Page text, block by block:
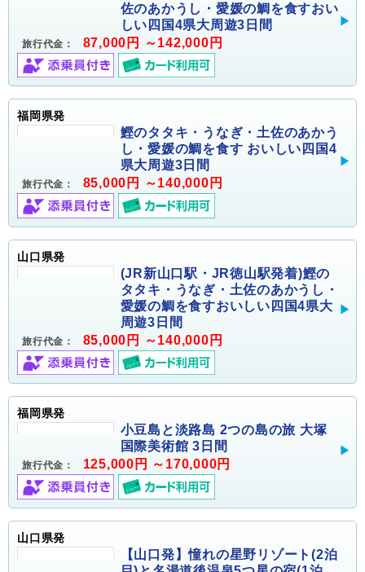
佐のあかうし・愛媛の鯛を食すおい
しい四国4県大周遊3日間
旅行代金： 87,000円 ～142,000円
福岡県発
鰹のタタキ・うなぎ・土佐のあかう
し・愛媛の鯛を食す おいしい四国4
県大周遊3日間
旅行代金： 85,000円 ～140,000円
山口県発
(JR新山口駅・JR徳山駅発着)鰹の
タタキ・うなぎ・土佐のあかうし・
愛媛の鯛を食すおいしい四国4県大
周遊3日間
旅行代金： 85,000円 ～140,000円
福岡県発
小豆島と淡路島 2つの島の旅 大塚
国際美術館 3日間
旅行代金： 125,000円 ～170,000円
山口県発
【山口発】憧れの星野リゾート(2泊